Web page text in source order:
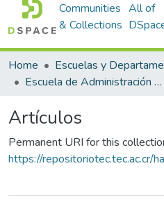
Communities
& Collections
All of
Home
Escuelas y
Escuela de Administración de Tecnologías de Información (antes era Área Académica de Administración de Tecnologías de Información)
Artículos
Permanent URI for this
https://repositoriotec.tec.ac.cr/